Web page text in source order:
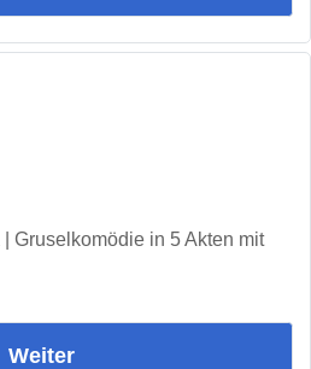
Gruselkomödie in 5 Akten mit
Weiter